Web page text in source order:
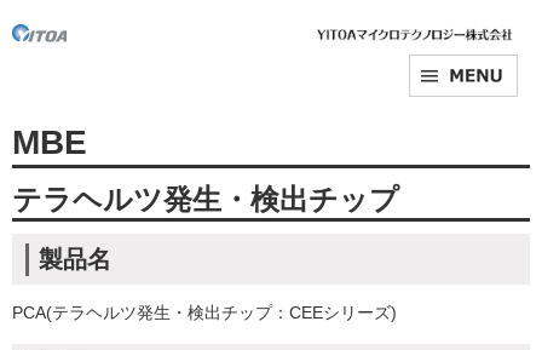
MBE
テラヘルツ発生・検出チップ
製品名
PCA(テラヘルツ発生・検出チップ：CEEシリーズ)